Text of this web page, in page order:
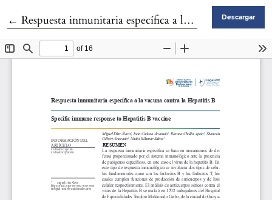
← Volver a los detalles del artículo
Respuesta inmunitaria específica a la vacuna contra la Hepatitis B Descargar